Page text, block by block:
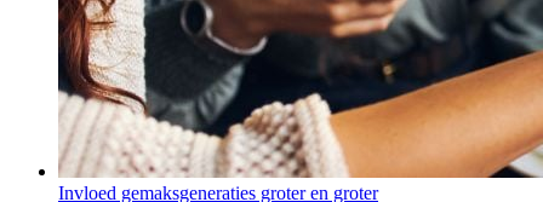
Invloed gemaksgeneraties groter en groter